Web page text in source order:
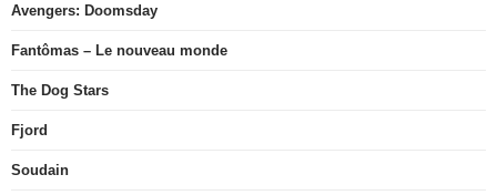
Avengers: Doomsday
Fantômas – Le nouveau monde
The Dog Stars
Fjord
Soudain